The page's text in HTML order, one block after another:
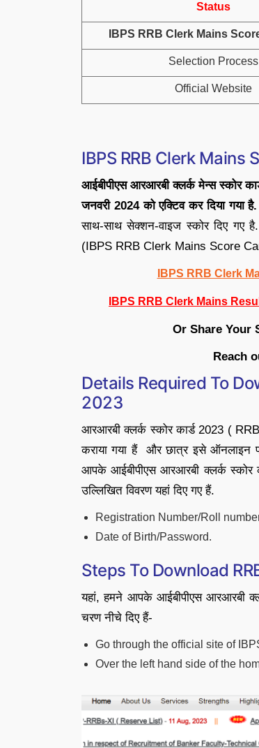
Status
IBPS RRB Clerk Mains
Selection Process
Official Website
IBPS RRB Clerk Mains
आईबीपीएस आरआरबी क्लर्क मेन्स
जनवरी 2024 को एक्टिव कर दिया गया है.
साथ-साथ सेक्शन-वाइज स्कोर दिए गए
(IBPS RRB Clerk Mains Score
IBPS RRB Clerk
IBPS RRB Clerk Mains
Or Share Your
Reach
Details Required To
2023
आरआरबी क्लर्क स्कोर कार्ड 2023 (
कराया गया हैं और छात्र इसे ऑनलाइन
आपके आईबीपीएस आरआरबी क्लर्क स्कोर
उल्लिखित विवरण यहां दिए गए हैं.
Registration Number/Roll
Date of Birth/Password.
Steps To Download
यहां, हमने आपके आईबीपीएस आरआरबी
चरण नीचे दिए हैं-
Go through the official site of
Over the left hand side of the